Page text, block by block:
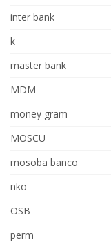
inter bank
k
master bank
MDM
money gram
MOSCU
mosoba banco
nko
OSB
perm